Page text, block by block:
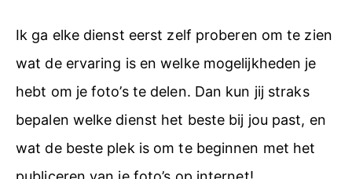
Ik ga elke dienst eerst zelf proberen om te zien
wat de ervaring is en welke mogelijkheden je
hebt om je foto’s te delen. Dan kun jij straks
bepalen welke dienst het beste bij jou past, en
wat de beste plek is om te beginnen met het